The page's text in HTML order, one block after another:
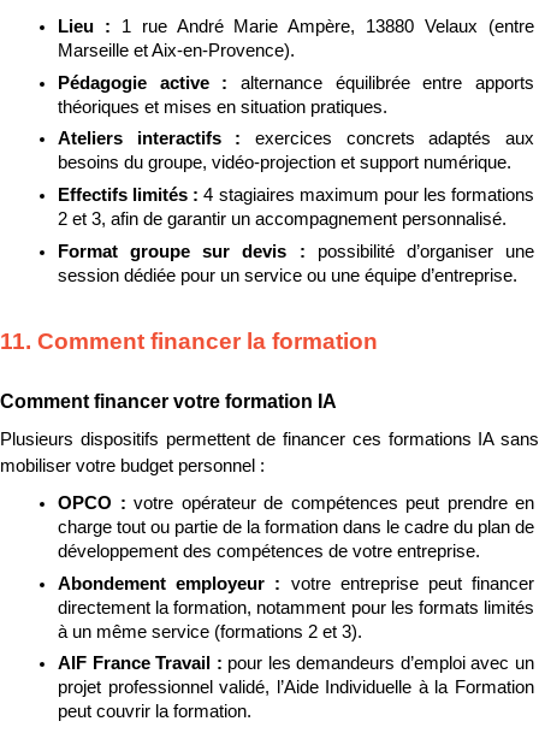
Lieu : 1 rue André Marie Ampère, 13880 Velaux (entre
Marseille et Aix-en-Provence).
Pédagogie active : alternance équilibrée entre apports
théoriques et mises en situation pratiques.
Ateliers interactifs : exercices concrets adaptés aux
besoins du groupe, vidéo-projection et support numérique.
Effectifs limités : 4 stagiaires maximum pour les formations
2 et 3, afin de garantir un accompagnement personnalisé.
Format groupe sur devis : possibilité d’organiser une
session dédiée pour un service ou une équipe d’entreprise.
11. Comment financer la formation
Comment financer votre formation IA
Plusieurs dispositifs permettent de financer ces formations IA sans
mobiliser votre budget personnel :
OPCO : votre opérateur de compétences peut prendre en
charge tout ou partie de la formation dans le cadre du plan de
développement des compétences de votre entreprise.
Abondement employeur : votre entreprise peut financer
directement la formation, notamment pour les formats limités
à un même service (formations 2 et 3).
AIF France Travail : pour les demandeurs d’emploi avec un
projet professionnel validé, l’Aide Individuelle à la Formation
peut couvrir la formation.